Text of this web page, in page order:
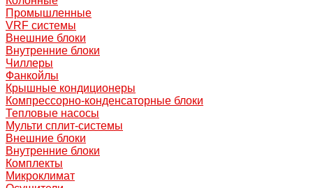
Промышленные
VRF системы
Внешние блоки
Внутренние блоки
Чиллеры
Фанкойлы
Крышные кондиционеры
Компрессорно-конденсаторные блоки
Тепловые насосы
Мульти сплит-системы
Внешние блоки
Внутренние блоки
Комплекты
Микроклимат